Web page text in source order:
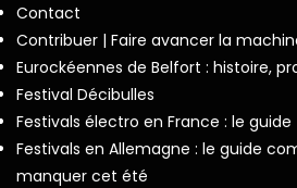
Contact
Contribuer | Faire avancer la
Eurockéennes de Belfort : histoire,
Festival Décibulles
Festivals électro en France : le guide
Festivals en Allemagne : le guide
manquer cet été